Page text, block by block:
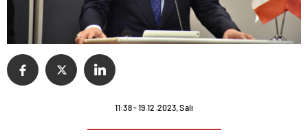
11:38 - 19.12.2023, Salı